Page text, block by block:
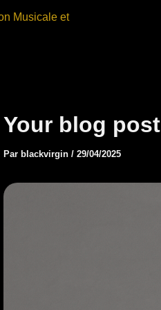
Your blog post
Par blackvirgin / 29/04/2025